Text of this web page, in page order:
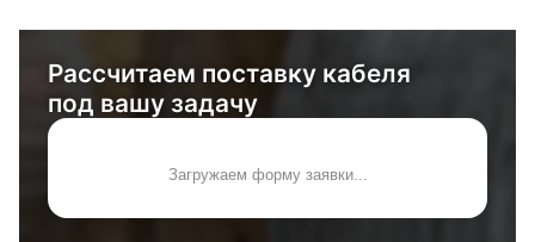
Рассчитаем поставку кабеля
под вашу задачу
Загружаем форму заявки...